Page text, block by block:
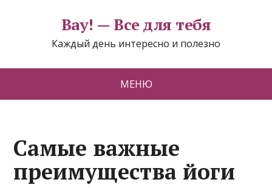
Вау! — Все для тебя
Каждый день интересно и полезно
МЕНЮ
Самые важные
преимущества йоги